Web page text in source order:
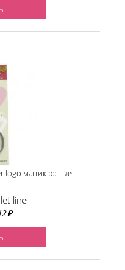
logo маникюрные
line
₽